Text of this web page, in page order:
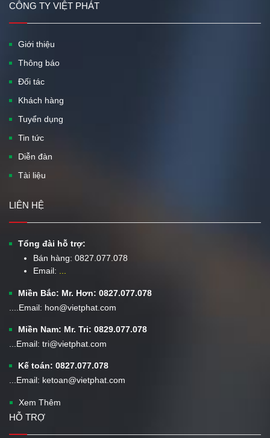
CÔNG TY VIỆT PHÁT
Giới thiệu
Thông báo
Đối tác
Khách hàng
Tuyển dụng
Tin tức
Diễn đàn
Tài liệu
LIÊN HỆ
Tổng đài hỗ trợ:
Bán hàng: 0827.077.078
Email:
Miền Bắc: Mr. Hơn: 0827.077.078
....Email: hon@vietphat.com
Miền Nam: Mr. Tri: 0829.077.078
...Email: tri@vietphat.com
Kế toán: 0827.077.078
...Email: ketoan@vietphat.com
Xem Thêm
HỖ TRỢ